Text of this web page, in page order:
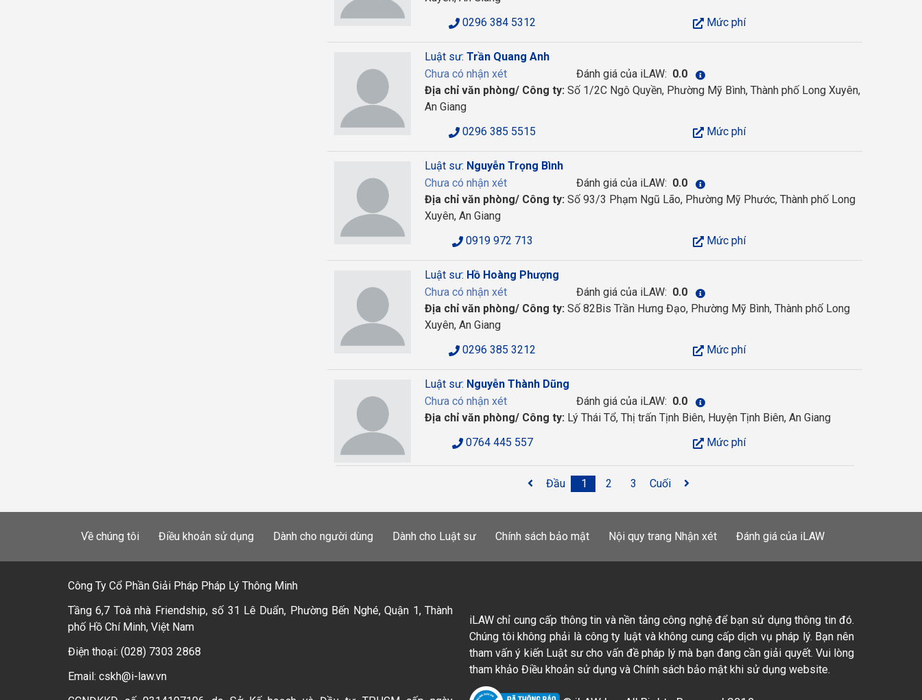
0296 384 5312
Mức phí
Luật sư: Trần Quang Anh
Chưa có nhận xét
Đánh giá của iLAW: 0.0
Địa chỉ văn phòng/ Công ty: Số 1/2C Ngô Quyền, Phường Mỹ Bình, Thành phố Long Xuyên,
An Giang
0296 385 5515
Mức phí
Luật sư: Nguyễn Trọng Bình
Chưa có nhận xét
Đánh giá của iLAW: 0.0
Địa chỉ văn phòng/ Công ty: Số 93/3 Phạm Ngũ Lão, Phường Mỹ Phước, Thành phố Long
Xuyên, An Giang
0919 972 713
Mức phí
Luật sư: Hồ Hoàng Phượng
Chưa có nhận xét
Đánh giá của iLAW: 0.0
Địa chỉ văn phòng/ Công ty: Số 82Bis Trần Hưng Đạo, Phường Mỹ Bình, Thành phố Long
Xuyên, An Giang
0296 385 3212
Mức phí
Luật sư: Nguyễn Thành Dũng
Chưa có nhận xét
Đánh giá của iLAW: 0.0
Địa chỉ văn phòng/ Công ty: Lý Thái Tổ, Thị trấn Tịnh Biên, Huyện Tịnh Biên, An Giang
0764 445 557
Mức phí
Đầu 1 2 3 Cuối
Về chúng tôi Điều khoản sử dụng Dành cho người dùng Dành cho Luật sư Chính sách bảo mật Nội quy trang Nhận xét Đánh giá của iLAW
Công Ty Cổ Phần Giải Pháp Pháp Lý Thông Minh
Tầng 6,7 Toà nhà Friendship, số 31 Lê Duẩn, Phường Bến Nghé, Quận 1, Thành
phố Hồ Chí Minh, Việt Nam
Điện thoại: (028) 7303 2868
Email: cskh@i-law.vn
iLAW chỉ cung cấp thông tin và nền tảng công nghệ để bạn sử dụng thông tin đó.
Chúng tôi không phải là công ty luật và không cung cấp dịch vụ pháp lý. Bạn nên
tham vấn ý kiến Luật sư cho vấn đề pháp lý mà bạn đang cần giải quyết. Vui lòng
tham khảo Điều khoản sử dụng và Chính sách bảo mật khi sử dụng website.